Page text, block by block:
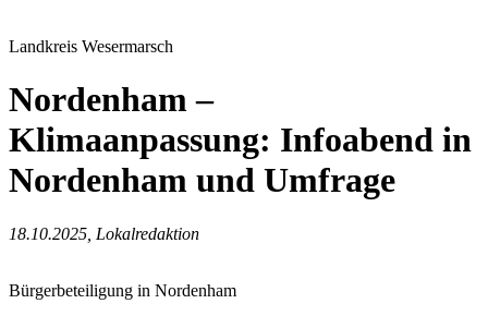
Landkreis Wesermarsch
Nordenham –
Klimaanpassung: Infoabend in
Nordenham und Umfrage
18.10.2025, Lokalredaktion
Bürgerbeteiligung in Nordenham